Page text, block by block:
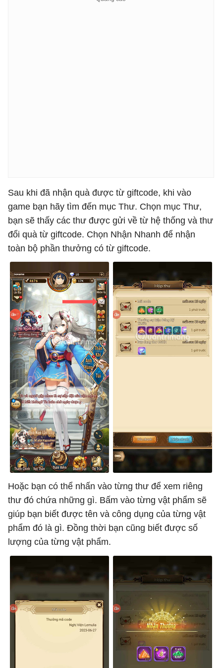
Sau khi đã nhận quà được từ giftcode, khi vào
game bạn hãy tìm đến mục Thư. Chọn mục Thư,
bạn sẽ thấy các thư được gửi về từ hệ thống và thư
đổi quà từ giftcode. Chọn Nhận Nhanh để nhận
toàn bộ phần thưởng có từ giftcode.
Hoặc bạn có thể nhấn vào từng thư để xem riêng
thư đó chứa những gì. Bấm vào từng vật phẩm sẽ
giúp bạn biết được tên và công dụng của từng vật
phẩm đó là gì. Đồng thời bạn cũng biết được số
lượng của từng vật phẩm.